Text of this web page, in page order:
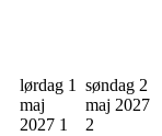
lørdag 1
maj
2027 1
søndag 2
maj 2027
2